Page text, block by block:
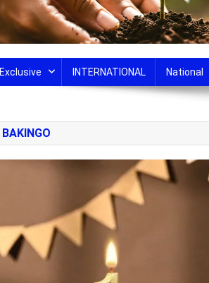
Exclusive INTERNATIONAL National
BAKINGO